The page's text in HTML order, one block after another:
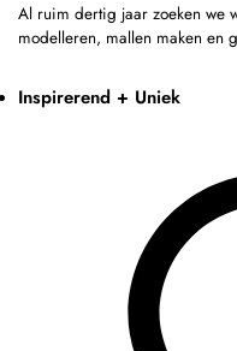
Al ruim dertig jaar zoeken we
modelleren, mallen maken en
Inspirerend + Uniek